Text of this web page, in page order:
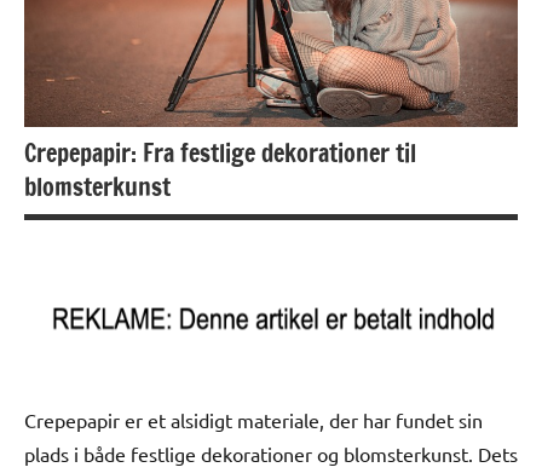
Crepepapir: Fra festlige dekorationer til
blomsterkunst
Crepepapir er et alsidigt materiale, der har fundet sin
plads i både festlige dekorationer og blomsterkunst. Dets